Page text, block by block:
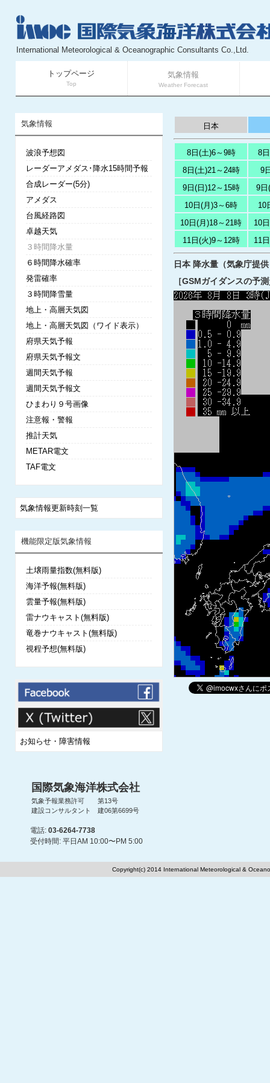
International Meteorological & Oceanographic Consultants Co.,Ltd.
トップページ
Top
気象情報
Weather Forecast
日本
8日(土)6～9時
8
8日(土)21～24時
9
9日(日)12～15時
9日
10日(月)3～6時
10
10日(月)18～21時
10
11日(火)9～12時
11
日本 降水量（気象庁提
［GSMガイダンスの予
気象情報
波浪予想図
レーダーアメダス･降水15時間予報
合成レーダー(5分)
アメダス
台風経路図
卓越天気
３時間降水量
６時間降水確率
発雷確率
３時間降雪量
地上・高層天気図
地上・高層天気図（ワイド表示）
府県天気予報
府県天気予報文
週間天気予報
週間天気予報文
ひまわり９号画像
注意報・警報
推計天気
METAR電文
TAF電文
気象情報更新時刻一覧
機能限定版気象情報
土壌雨量指数(無料版)
海洋予報(無料版)
雲量予報(無料版)
雷ナウキャスト(無料版)
竜巻ナウキャスト(無料版)
視程予想(無料版)
お知らせ・障害情報
国際気象海洋株式会社
気象予報業務許可 第13号
建設コンサルタント 建06第6699号
電話: 03-6264-7738
受付時間: 平日AM 10:00〜PM 5:00
Copyright(c) 2014 International Meteorological &